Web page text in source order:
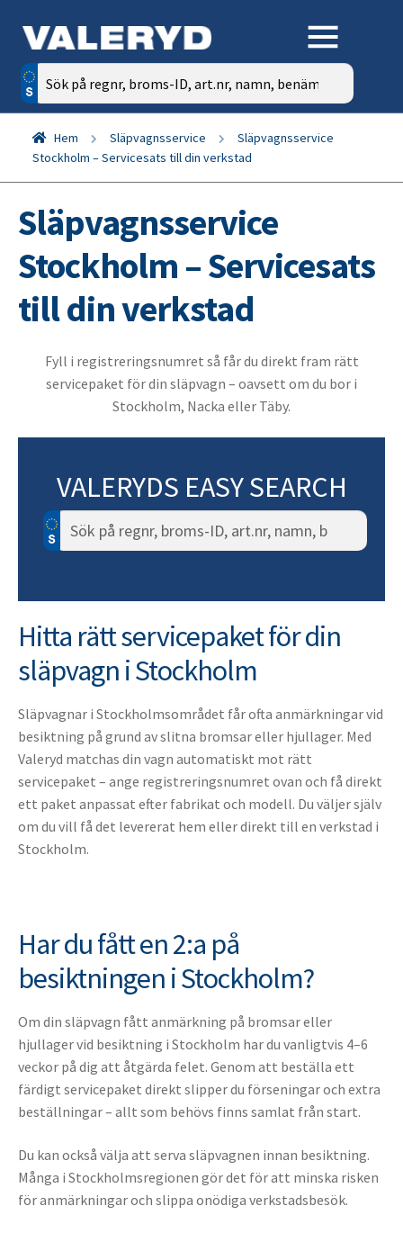
Sök
efter:
Hem Släpvagnsservice
Släpvagnsservice
Stockholm – Servicesats till din verkstad
Släpvagnsservice
Stockholm – Servicesats
till din verkstad
Fyll i registreringsnumret så får du direkt fram rätt
servicepaket för din släpvagn – oavsett om du bor i
Stockholm, Nacka eller Täby.
VALERYDS EASY SEARCH
Sök
efter:
Hitta rätt servicepaket för din
släpvagn i Stockholm
Släpvagnar i Stockholmsområdet får ofta anmärkningar vid
besiktning på grund av slitna bromsar eller hjullager. Med
Valeryd matchas din vagn automatiskt mot rätt
servicepaket – ange registreringsnumret ovan och få direkt
ett paket anpassat efter fabrikat och modell. Du väljer själv
om du vill få det levererat hem eller direkt till en verkstad i
Stockholm.
Har du fått en 2:a på
besiktningen i Stockholm?
Om din släpvagn fått anmärkning på bromsar eller
hjullager vid besiktning i Stockholm har du vanligtvis 4–6
veckor på dig att åtgärda felet. Genom att beställa ett
färdigt servicepaket direkt slipper du förseningar och extra
beställningar – allt som behövs finns samlat från start.
Du kan också välja att serva släpvagnen innan besiktning.
Många i Stockholmsregionen gör det för att minska risken
för anmärkningar och slippa onödiga verkstadsbesök.